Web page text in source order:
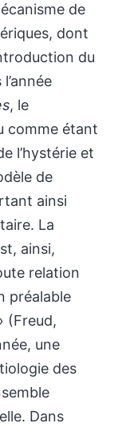
de
dont
du
, le
comme étant
l’hystérie et
de
ainsi
La
ainsi,
relation
préalable
(Freud,
une
des
Dans